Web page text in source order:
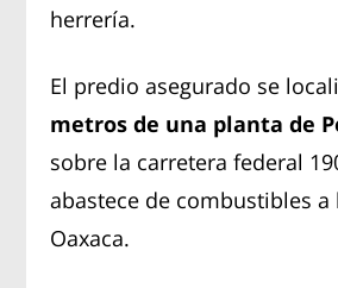
herrería.
El predio asegurado se
metros de una planta de
sobre la carretera federal
abastece de combustibles a
Oaxaca.